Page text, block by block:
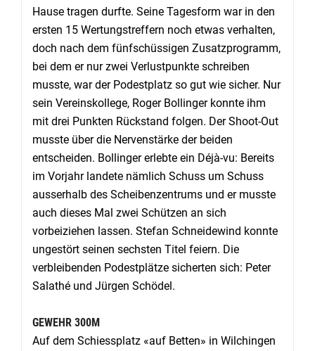
Hause tragen durfte. Seine Tagesform war in den
ersten 15 Wertungstreffern noch etwas verhalten,
doch nach dem fünfschüssigen Zusatzprogramm,
bei dem er nur zwei Verlustpunkte schreiben
musste, war der Podestplatz so gut wie sicher. Nur
sein Vereinskollege, Roger Bollinger konnte ihm
mit drei Punkten Rückstand folgen. Der Shoot-Out
musste über die Nervenstärke der beiden
entscheiden. Bollinger erlebte ein Déjà-vu: Bereits
im Vorjahr landete nämlich Schuss um Schuss
ausserhalb des Scheibenzentrums und er musste
auch dieses Mal zwei Schützen an sich
vorbeiziehen lassen. Stefan Schneidewind konnte
ungestört seinen sechsten Titel feiern. Die
verbleibenden Podestplätze sicherten sich: Peter
Salathé und Jürgen Schödel.
GEWEHR 300M
Auf dem Schiessplatz «auf Betten» in Wilchingen